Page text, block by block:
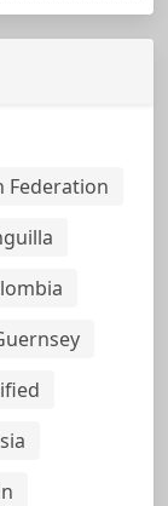
Federation